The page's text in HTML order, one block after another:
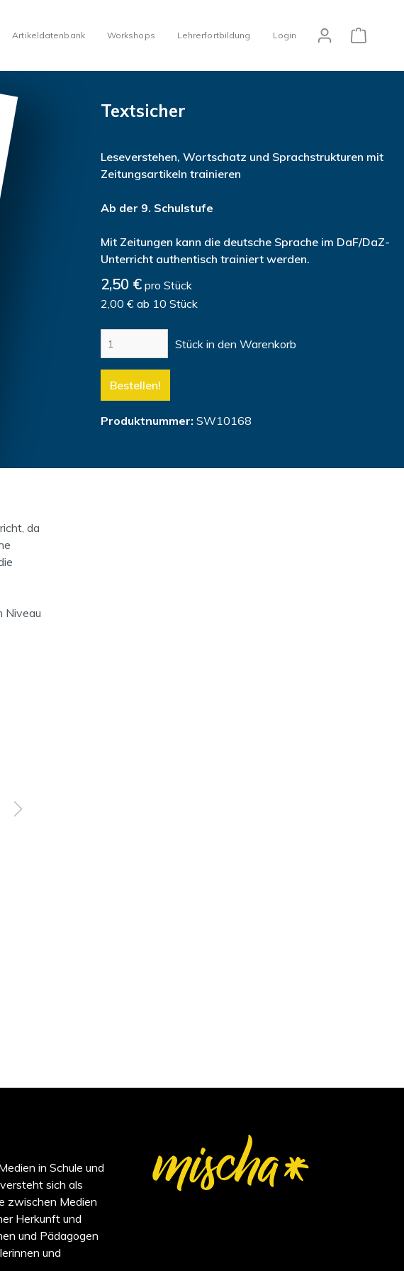
Artikeldatenbank Workshops Lehrerfortbildung Login
Textsicher
Leseverstehen, Wortschatz und Sprachstrukturen mit
Zeitungsartikeln trainieren
Ab der 9. Schulstufe
Mit Zeitungen kann die deutsche Sprache im DaF/DaZ-
Unterricht authentisch trainiert werden.
2,50 € pro Stück
2,00 € ab 10 Stück
Stück in den Warenkorb
Bestellen!
Produktnummer: SW10168
da
Niveau
in Schule und
sich als
zwischen Medien
Herkunft und
und Pädagogen
und